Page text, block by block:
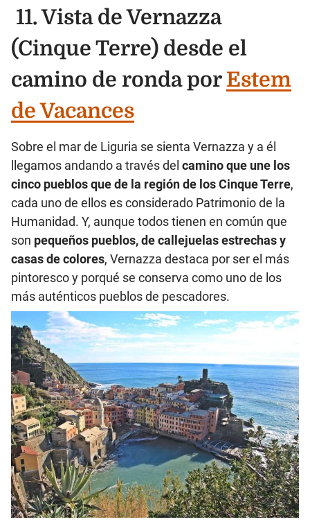
11. Vista de Vernazza
(Cinque Terre) desde el
camino de ronda por Estem
de Vacances
Sobre el mar de Liguria se sienta Vernazza y a él
llegamos andando a través del camino que une los
cinco pueblos que de la región de los Cinque Terre,
cada uno de ellos es considerado Patrimonio de la
Humanidad. Y, aunque todos tienen en común que
son pequeños pueblos, de callejuelas estrechas y
casas de colores, Vernazza destaca por ser el más
pintoresco y porqué se conserva como uno de los
más auténticos pueblos de pescadores.